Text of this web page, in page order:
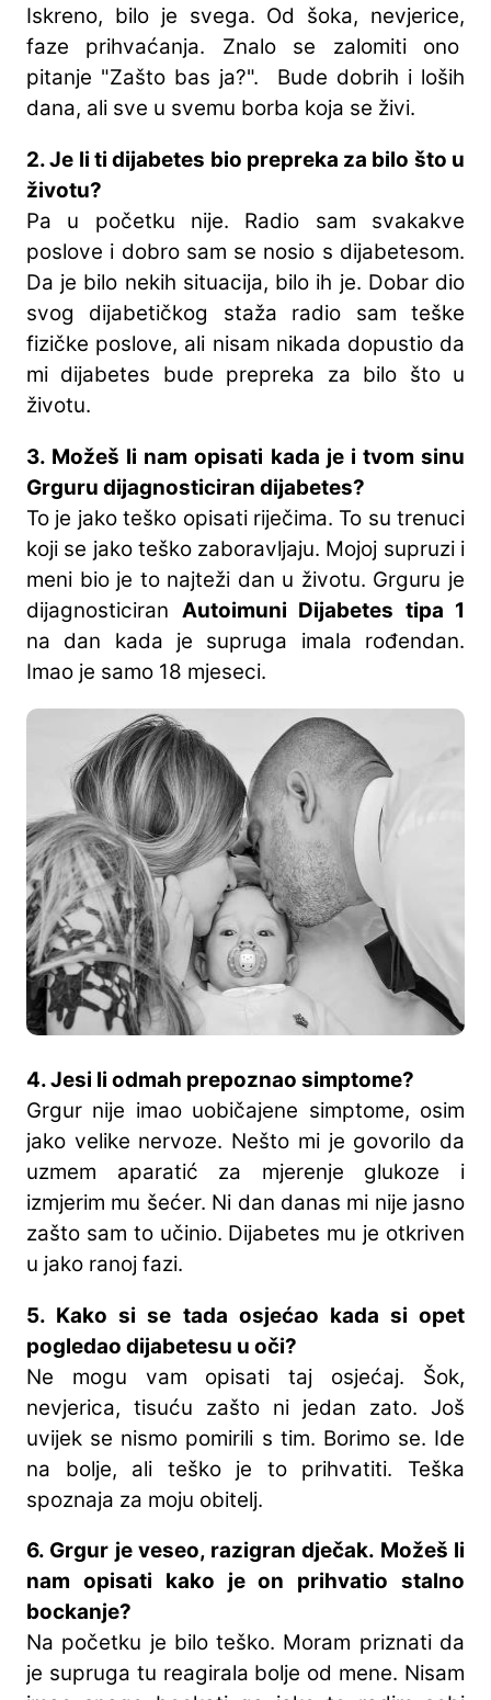
Iskreno, bilo je svega. Od šoka, nevjerice,
faze prihvaćanja. Znalo se zalomiti ono
pitanje "Zašto bas ja?". Bude dobrih i loših
dana, ali sve u svemu borba koja se živi.
2. Je li ti dijabetes bio prepreka za bilo što u
životu?
Pa u početku nije. Radio sam svakakve
poslove i dobro sam se nosio s dijabetesom.
Da je bilo nekih situacija, bilo ih je. Dobar dio
svog dijabetičkog staža radio sam teške
fizičke poslove, ali nisam nikada dopustio da
mi dijabetes bude prepreka za bilo što u
životu.
3. Možeš li nam opisati kada je i tvom sinu
Grguru dijagnosticiran dijabetes?
To je jako teško opisati riječima. To su trenuci
koji se jako teško zaboravljaju. Mojoj supruzi i
meni bio je to najteži dan u životu. Grguru je
dijagnosticiran Autoimuni Dijabetes tipa 1
na dan kada je supruga imala rođendan.
Imao je samo 18 mjeseci.
4. Jesi li odmah prepoznao simptome?
Grgur nije imao uobičajene simptome, osim
jako velike nervoze. Nešto mi je govorilo da
uzmem aparatić za mjerenje glukoze i
izmjerim mu šećer. Ni dan danas mi nije jasno
zašto sam to učinio. Dijabetes mu je otkriven
u jako ranoj fazi.
5. Kako si se tada osjećao kada si opet
pogledao dijabetesu u oči?
Ne mogu vam opisati taj osjećaj. Šok,
nevjerica, tisuću zašto ni jedan zato. Još
uvijek se nismo pomirili s tim. Borimo se. Ide
na bolje, ali teško je to prihvatiti. Teška
spoznaja za moju obitelj.
6. Grgur je veseo, razigran dječak. Možeš li
nam opisati kako je on prihvatio stalno
bockanje?
Na početku je bilo teško. Moram priznati da
je supruga tu reagirala bolje od mene. Nisam